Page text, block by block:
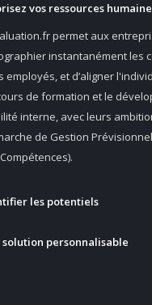
vos ressources
permet aux
instantanément les
employés, et d’aligner
de formation et le
interne, avec leurs
de Gestion
les potentiels
solution personnalisable